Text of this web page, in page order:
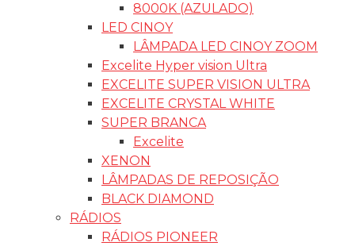
8000K (AZULADO)
LED CINOY
LÂMPADA LED CINOY ZOOM
Excelite Hyper vision Ultra
EXCELITE SUPER VISION ULTRA
EXCELITE CRYSTAL WHITE
SUPER BRANCA
Excelite
XENON
LÂMPADAS DE REPOSIÇÃO
BLACK DIAMOND
RÁDIOS
RÁDIOS PIONEER